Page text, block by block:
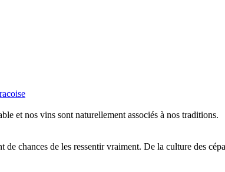
et nos vins sont naturellement associés à nos traditions.
chances de les ressentir vraiment. De la culture des